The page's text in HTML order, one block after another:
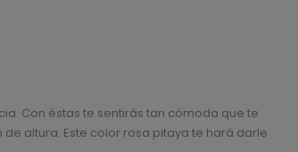
Con éstas te sentirás tan cómoda que te
altura. Este color rosa pitaya te hará darle